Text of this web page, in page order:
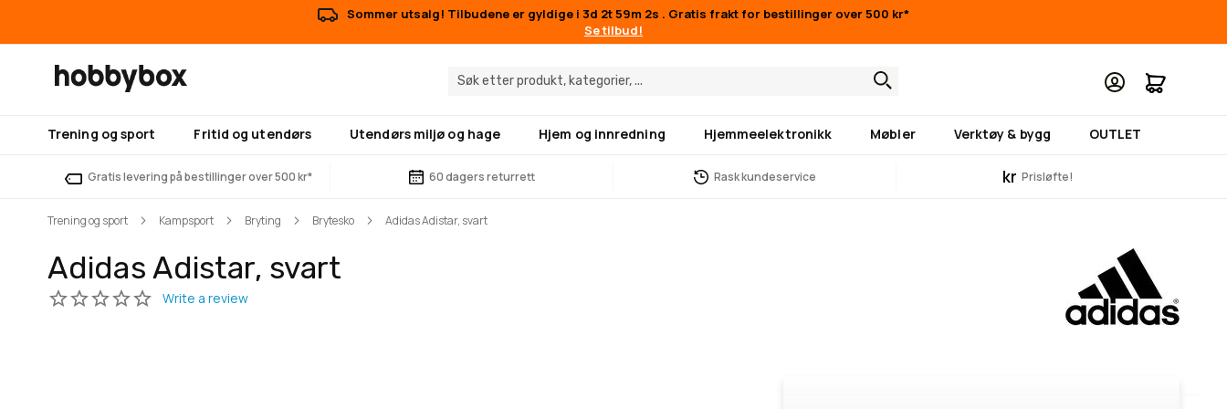
Sommer utsalg! Tilbudene er gyldige i 3d 2t 59m 2s . Gratis frakt for bestillinger over 500 kr*
Se tilbud!
Min
Trening og sport Fritid og utendørs Utendørs miljø og hage Hjem og innredning Hjemmeelektronikk Møbler Verktøy & bygg OUTLET
Gratis levering på bestillinger over 500 kr* 60 dagers returrett Rask kundeservice kr Prisløfte!
Trening og sport Kampsport Bryting Brytesko Adidas Adistar, svart
Adidas Adistar, svart